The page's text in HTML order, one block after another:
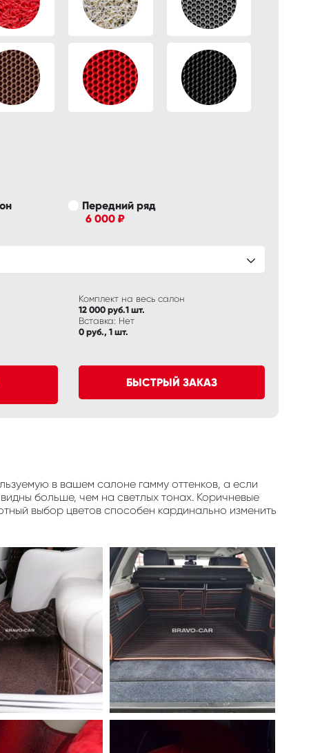
Передний ряд
6 000 ₽
Комплект на весь салон
12 000 руб.1 шт.
Вставка: Нет
0 руб., 1 шт.
БЫСТРЫЙ ЗАКАЗ
в вашем салоне гамму оттенков, а если
больше, чем на светлых тонах. Коричневые
выбор цветов способен кардинально изменить